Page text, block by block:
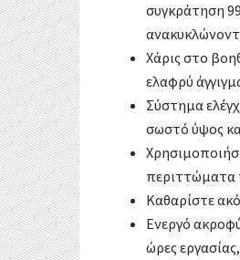
συγκράτηση
Χάρις στο
ελαφρύ
Σύστημα
σωστό ύψος
περιττώματα
Καθαρίστε
Ενεργό
ώρες